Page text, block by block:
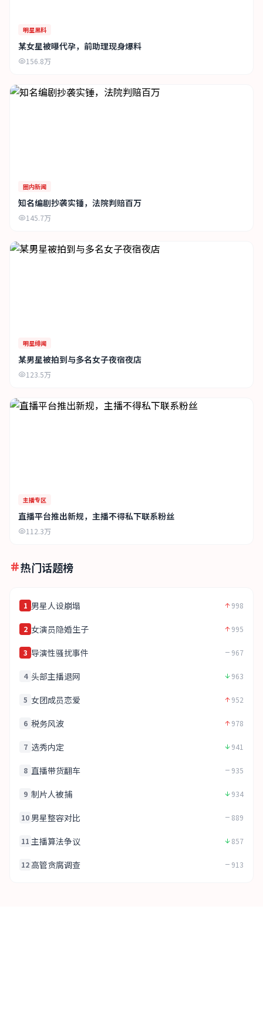
明星黑料
某女星被曝代孕，前助理现身爆料
156.8万
圈内新闻
知名编剧抄袭实锤，法院判赔百万
145.7万
明星绯闻
某男星被拍到与多名女子夜宿夜店
123.5万
主播专区
直播平台推出新规，主播不得私下联系粉丝
112.3万
热门话题榜
1 男星人设崩塌 998
2 女演员隐婚生子 995
3 导演性骚扰事件 967
4 头部主播退网 963
5 女团成员恋爱 952
6 税务风波 978
7 选秀内定 941
8 直播带货翻车 935
9 制片人被捕 934
10男星整容对比 889
11 主播算法争议 857
12 高管贪腐调查 913